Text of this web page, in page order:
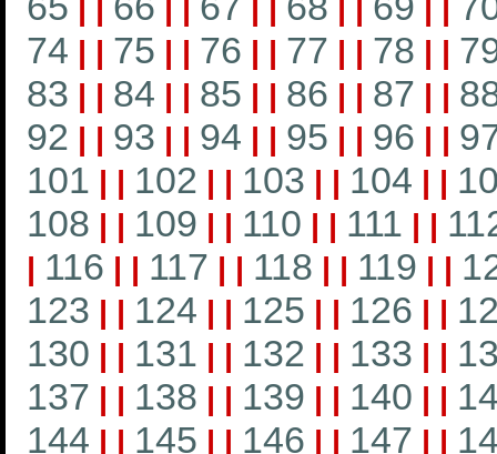
74 | | 75 | | 76 | | 77 | | 78 | |
83 | | 84 | | 85 | | 86 | | 87 | |
92 | | 93 | | 94 | | 95 | | 96 | |
101 | | 102 | | 103 | | 104 | |
108 | | 109 | | 110 | | 111 | |
| 116 | | 117 | | 118 | | 119 | |
123 | | 124 | | 125 | | 126 | |
130 | | 131 | | 132 | | 133 | |
137 | | 138 | | 139 | | 140 | |
144 | | 145 | | 146 | | 147 | |